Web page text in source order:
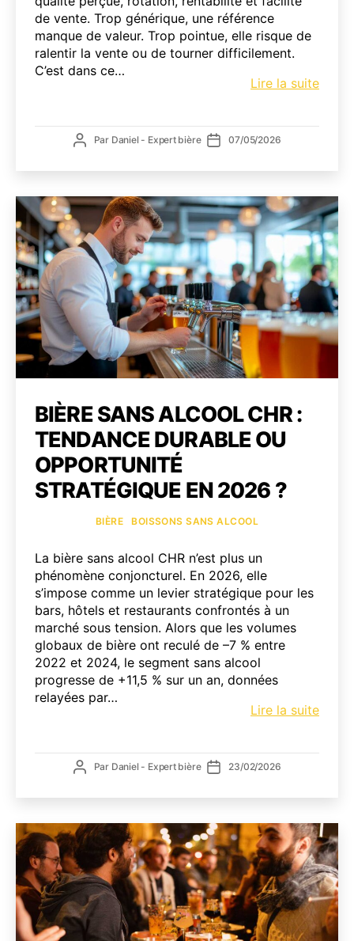
de vente. Trop générique, une référence
manque de valeur. Trop pointue, elle risque de
ralentir la vente ou de tourner difficilement.
C’est dans ce…
Lire la suite
dans
votre
CHR
?
AuteurPar Daniel - Expert bière Date
07/05/2026
BIÈRE SANS ALCOOL CHR :
TENDANCE DURABLE OU
OPPORTUNITÉ
STRATÉGIQUE EN 2026 ?
CatégoriesBIÈRE BOISSONS SANS ALCOOL
La bière sans alcool CHR n’est plus un
phénomène conjoncturel. En 2026, elle
s’impose comme un levier stratégique pour les
bars, hôtels et restaurants confrontés à un
marché sous tension. Alors que les volumes
globaux de bière ont reculé de –7 % entre
2022 et 2024, le segment sans alcool
progresse de +11,5 % sur un an, données
relayées par…
Lire la suiteBière
ou
en
2026
AuteurPar Daniel - Expert bière Date
23/02/2026